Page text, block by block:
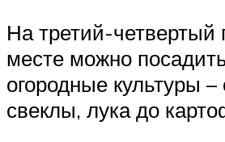
На третий-четвертый
месте можно
огородные культуры –
свеклы, лука до